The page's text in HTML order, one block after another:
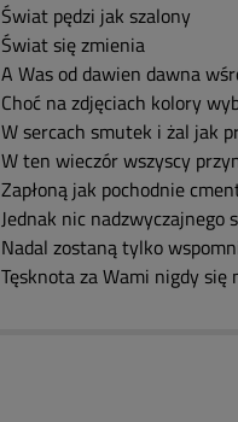
Świat pędzi jak szalony
Świat się zmienia
A Was od dawien dawna
Choć na zdjęciach kolory
W sercach smutek i żal jak
W ten wieczór wszyscy
Zapłoną jak pochodnie
Jednak nic nadzwyczajnego
Nadal zostaną tylko
Tęsknota za Wami nigdy się